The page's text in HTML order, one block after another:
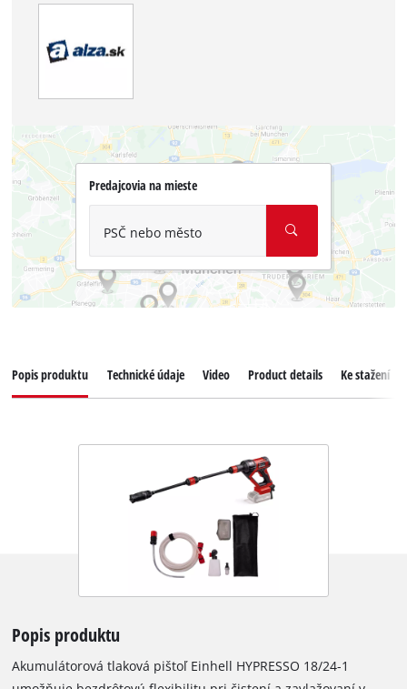
Predajcovia na mieste
PSČ nebo město
Popis produktu Technické údaje Video Product details Ke stažení
Popis produktu
Akumulátorová tlaková pištoľ Einhell HYPRESSO 18/24-1